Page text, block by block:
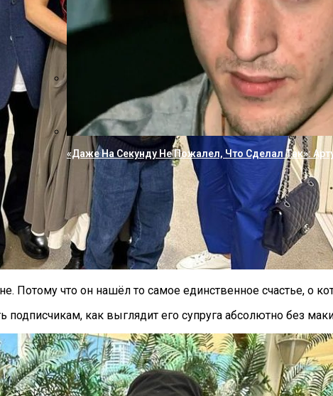
«Поседела Я Настолько, Что Перестала Куда-То
«Даже На Секунду Не Пожалел, Что Сделал Так»:
Потому что он нашёл то самое единственное счастье, о
подписчикам, как выглядит его супруга абсолютно без